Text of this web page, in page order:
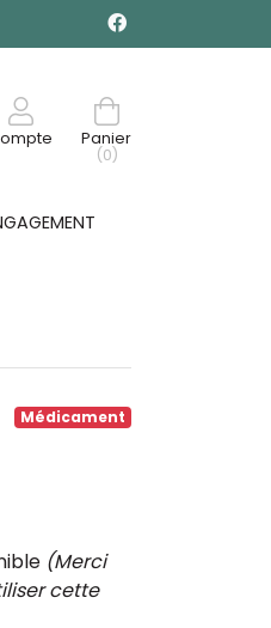
Panier
(0)
Médicament
(Merci
cette